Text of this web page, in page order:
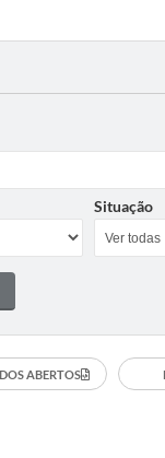
Situação
ABERTOS